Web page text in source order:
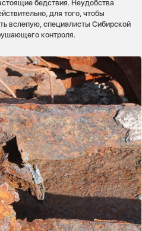
бедствия. Неудобства
для того, чтобы
вслепую, специалисты Cибирской
контроля.